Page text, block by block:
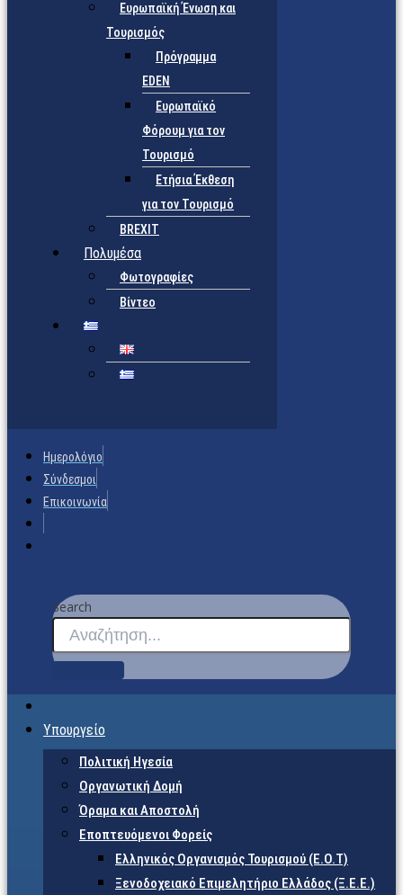
Ευρωπαϊκή Ένωση και
Τουρισμός
Πρόγραμμα
EDEN
Ευρωπαϊκό
Φόρουμ για τον
Τουρισμό
Ετήσια Έκθεση
για τον Τουρισμό
BREXIT
Πολυμέσα
Φωτογραφίες
Βίντεο
Ημερολόγιο
Σύνδεσμοι
Επικοινωνία
Search
Υπουργείο
Πολιτική Ηγεσία
Οργανωτική Δομή
Όραμα και Αποστολή
Εποπτευόμενοι Φορείς
Eλληνικός Οργανισμός Τουρισμού (Ε.Ο.Τ)
Ξενοδοχειακό Επιμελητήριο Ελλάδος (Ξ.Ε.Ε.)